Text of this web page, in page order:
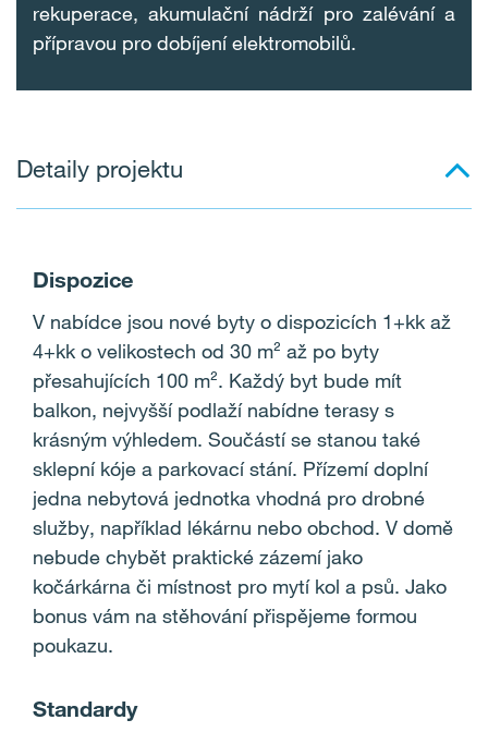
rekuperace, akumulační nádrží pro zalévání a
přípravou pro dobíjení elektromobilů.
Detaily projektu
Dispozice
V nabídce jsou nové byty o dispozicích 1+kk až
4+kk o velikostech od 30 m² až po byty
přesahujících 100 m². Každý byt bude mít
balkon, nejvyšší podlaží nabídne terasy s
krásným výhledem. Součástí se stanou také
sklepní kóje a parkovací stání. Přízemí doplní
jedna nebytová jednotka vhodná pro drobné
služby, například lékárnu nebo obchod. V domě
nebude chybět praktické zázemí jako
kočárkárna či místnost pro mytí kol a psů. Jako
bonus vám na stěhování přispějeme formou
poukazu.
Standardy